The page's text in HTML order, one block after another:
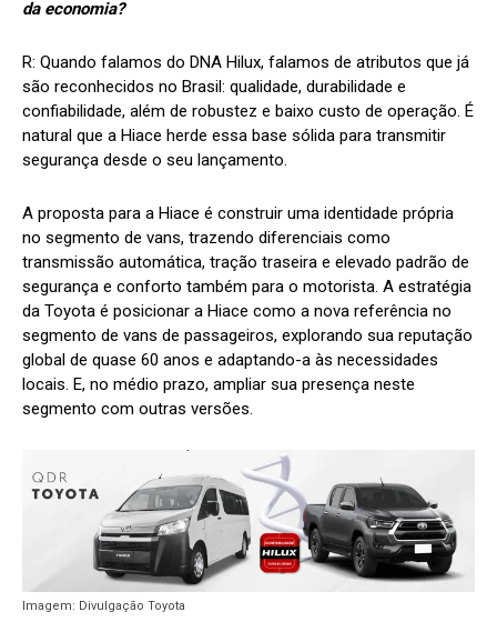
da economia?
R: Quando falamos do DNA Hilux, falamos de atributos que já
são reconhecidos no Brasil: qualidade, durabilidade e
confiabilidade, além de robustez e baixo custo de operação. É
natural que a Hiace herde essa base sólida para transmitir
segurança desde o seu lançamento.
A proposta para a Hiace é construir uma identidade própria
no segmento de vans, trazendo diferenciais como
transmissão automática, tração traseira e elevado padrão de
segurança e conforto também para o motorista. A estratégia
da Toyota é posicionar a Hiace como a nova referência no
segmento de vans de passageiros, explorando sua reputação
global de quase 60 anos e adaptando-a às necessidades
locais. E, no médio prazo, ampliar sua presença neste
segmento com outras versões.
Imagem: Divulgação Toyota